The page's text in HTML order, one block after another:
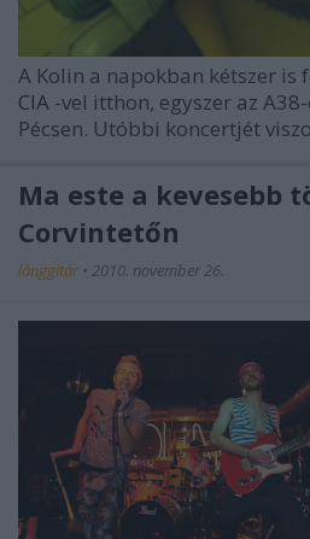
A Kolin a napokban kétszer is
CIA -vel itthon, egyszer az
Pécsen. Utóbbi koncertjét
Ma este a kevesebb
Corvintetőn
lánggitár • 2010. november 26.